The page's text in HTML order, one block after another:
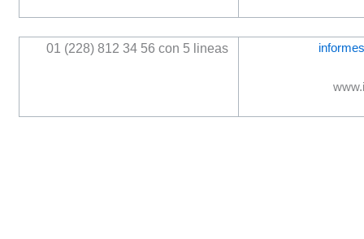
01 (228) 812 34 56 con 5 lineas